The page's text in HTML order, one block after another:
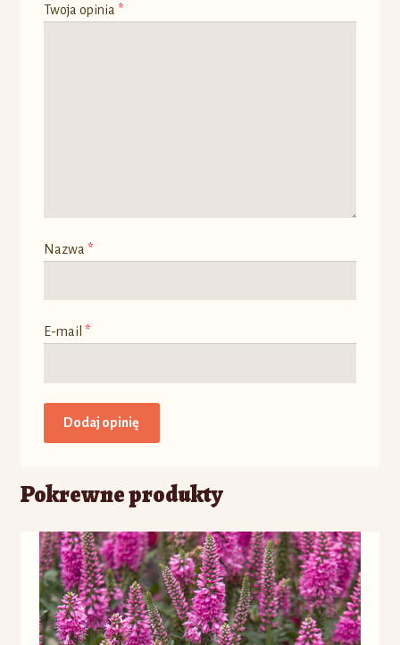
Twoja opinia *
Nazwa *
E-mail *
Pokrewne produkty